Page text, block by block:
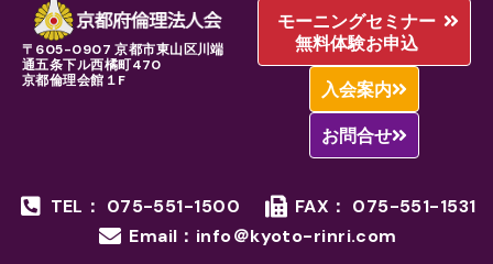
〒605-0907 京都市東山区川端
通五条下ル西橘町470
京都倫理会館１F
モーニングセミナー
無料体験お申込
入会案内
お問合せ
TEL： 075-551-1500
FAX： 075-551-1531
Email：info＠kyoto-rinri.com